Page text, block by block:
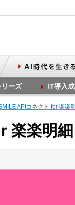
ーズ IT導入
APIコネクト for 楽楽
楽明細